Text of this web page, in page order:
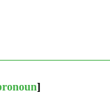
]